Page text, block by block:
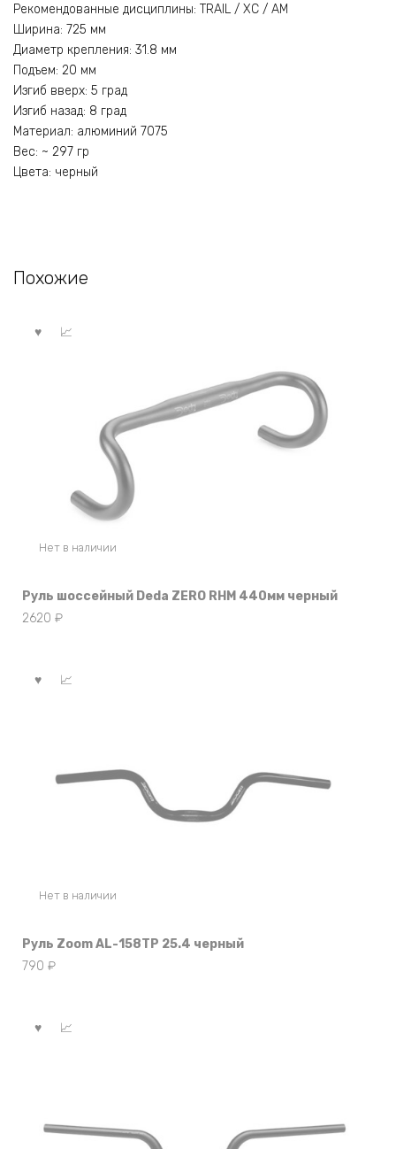
Рекомендованные дисциплины: TRAIL / XC / AM
Ширина: 725 мм
Диаметр крепления: 31.8 мм
Подъем: 20 мм
Изгиб вверх: 5 град
Изгиб назад: 8 град
Материал: алюминий 7075
Вес: ~ 297 гр
Цвета: черный
Похожие
Нет в наличии
Руль шоссейный Deda ZERO RHM 440мм черный
2620 ₽
Нет в наличии
Руль Zoom AL-158TP 25.4 черный
790 ₽